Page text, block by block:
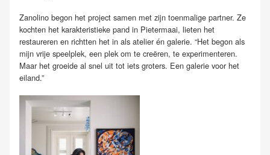
Zanolino begon het project samen met zijn toenmalige partner. Ze
kochten het karakteristieke pand in Pietermaai, lieten het
restaureren en richtten het in als atelier én galerie. “Het begon als
mijn vrije speelplek, een plek om te creëren, te experimenteren.
Maar het groeide al snel uit tot iets groters. Een galerie voor het
eiland.”